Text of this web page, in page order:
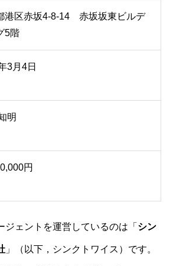
港区赤坂4-8-14 赤坂坂東ビルデ
5階
3月4日
明
円
ジェントを運営しているのは「 シン
」（以下，シンクトワイス）です。